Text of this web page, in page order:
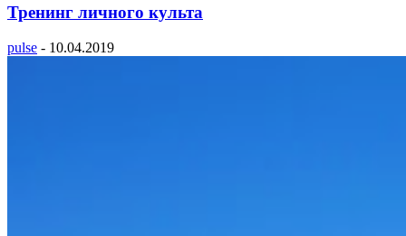
Тренинг личного культа
pulse - 10.04.2019